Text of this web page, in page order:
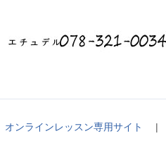
オンラインレッスン専用サイト |